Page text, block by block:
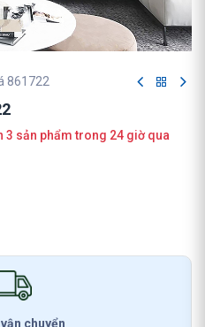
861722
3 sản phẩm trong 24 giờ qua
chuyển